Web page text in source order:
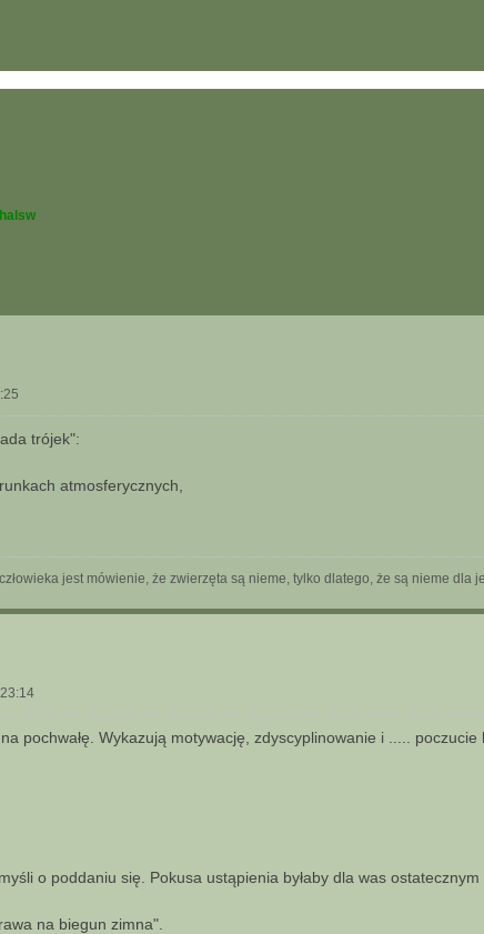
trójek":
atmosferycznych,
jest mówienie, że zwierzęta są nieme, tylko dlatego, że są nieme dla
pochwałę. Wykazują motywację, zdyscyplinowanie i .....
o poddaniu się. Pokusa ustąpienia byłaby dla was ostatecznym
na biegun zimna".